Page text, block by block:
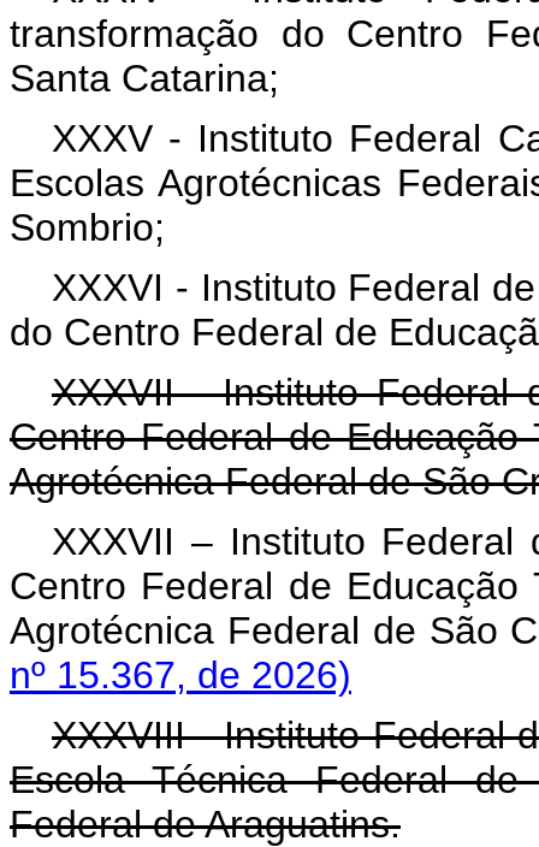
transformação do Centro
Santa Catarina;
XXXV - Instituto Federal
Escolas Agrotécnicas
Sombrio;
XXXVI - Instituto Federal
do Centro Federal de
XXXVII - Instituto Federal
Centro Federal de
Agrotécnica Federal de São
XXXVII – Instituto Federal
Centro Federal de
Agrotécnica Federal de
nº 15.367, de 2026)
XXXVIII - Instituto Federal
Escola Técnica Federal
Federal de Araguatins.